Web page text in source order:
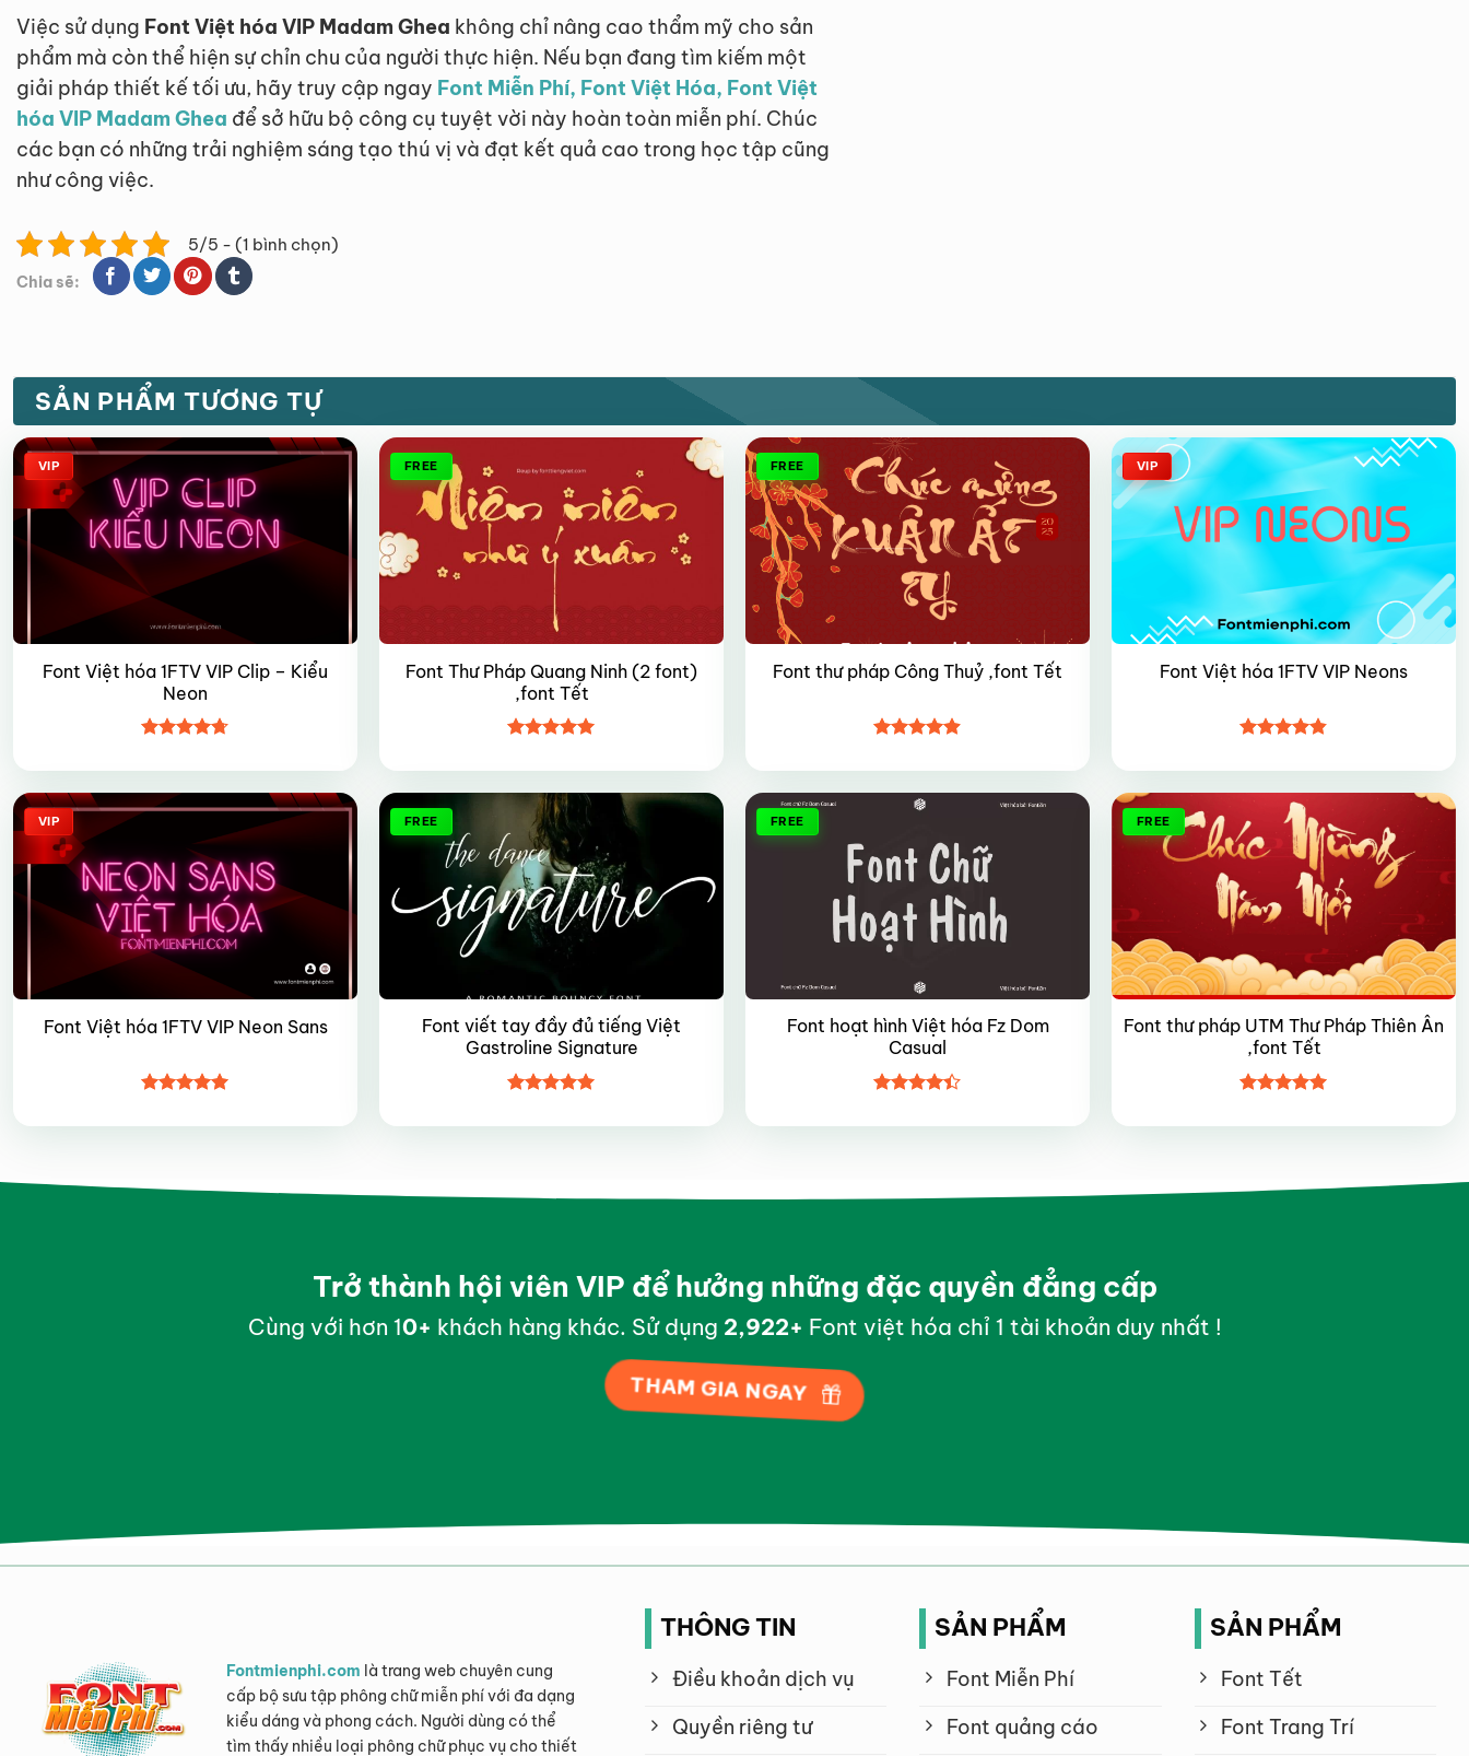
Việc sử dụng Font Việt hóa VIP Madam Ghea không chỉ nâng cao thẩm mỹ cho sản
phẩm mà còn thể hiện sự chỉn chu của người thực hiện. Nếu bạn đang tìm kiếm một
giải pháp thiết kế tối ưu, hãy truy cập ngay Font Miễn Phí, Font Việt Hóa, Font Việt
hóa VIP Madam Ghea để sở hữu bộ công cụ tuyệt vời này hoàn toàn miễn phí. Chúc
các bạn có những trải nghiệm sáng tạo thú vị và đạt kết quả cao trong học tập cũng
như công việc.
5/5 - (1 bình chọn)
Chia sẽ:
SẢN PHẨM TƯƠNG TỰ
VIP
Font Việt hóa 1FTV VIP Clip – Kiểu
Neon
hạng4.75
FREE
Font Thư Pháp Quang Ninh (2 font)
,font Tết
hạng55
FREE
Font thư pháp Công Thuỷ ,font Tết
hạng4.95
VIP
Font Việt hóa 1FTV VIP Neons
hạng4.85
VIP
Font Việt hóa 1FTV VIP Neon Sans
hạng55
FREE
Font viết tay đầy đủ tiếng Việt
Gastroline Signature
hạng55
FREE
Font hoạt hình Việt hóa Fz Dom
Casual
hạng4.4
FREE
Font thư pháp UTM Thư Pháp Thiên Ân
,font Tết
hạng55
Trở thành hội viên VIP để hưởng những đặc quyền đẳng cấp
Cùng với hơn 10+ khách hàng khác. Sử dụng 2,997+ Font việt hóa chỉ 1 tài khoản duy nhất !
THAM GIA NGAY
Fontmienphi.com là trang web chuyên cung
cấp bộ sưu tập phông chữ miễn phí với đa dạng
kiểu dáng và phong cách. Người dùng có thể
tìm thấy nhiều loại phông chữ phục vụ cho thiết
THÔNG TIN
Điều khoản dịch vụ
Quyền riêng tư
SẢN PHẨM
Font Miễn Phí
Font quảng cáo
SẢN PHẨM
Font Tết
Font Trang Trí